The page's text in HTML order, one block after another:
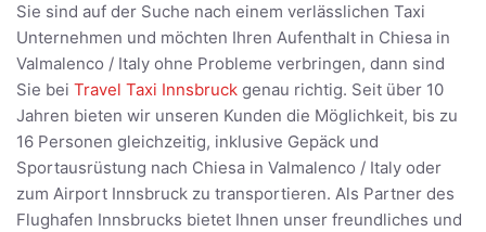
Sie sind auf der Suche nach einem verlässlichen Taxi
Unternehmen und möchten Ihren Aufenthalt in Chiesa in
Valmalenco / Italy ohne Probleme verbringen, dann sind
Sie bei Travel Taxi Innsbruck genau richtig. Seit über 10
Jahren bieten wir unseren Kunden die Möglichkeit, bis zu
16 Personen gleichzeitig, inklusive Gepäck und
Sportausrüstung nach Chiesa in Valmalenco / Italy oder
zum Airport Innsbruck zu transportieren. Als Partner des
Flughafen Innsbrucks bietet Ihnen unser freundliches und